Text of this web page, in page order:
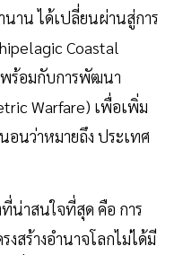
นาน ได้เปลี่ยนผ่านสู่การ
Coastal
ร้อมกับการพัฒนา
Warfare) เพื่อเพิ่ม
นว่าหมายถึง ประเทศ
น่าสนใจที่สุด คือ การ
สร้างอำนาจโลกไม่ได้มี